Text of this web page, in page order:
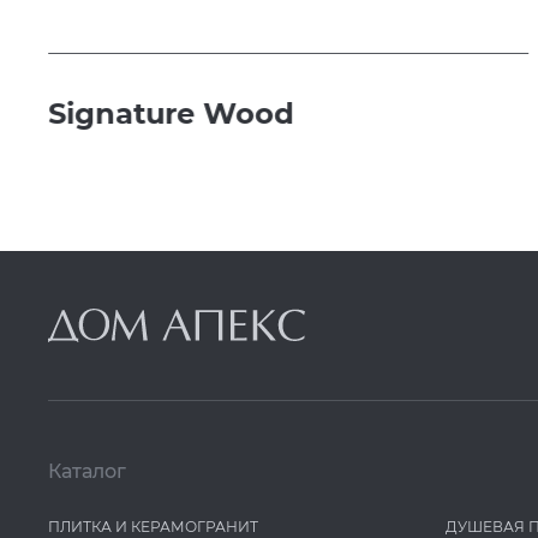
Signature Wood
Каталог
ПЛИТКА И КЕРАМОГРАНИТ ДУШЕВАЯ